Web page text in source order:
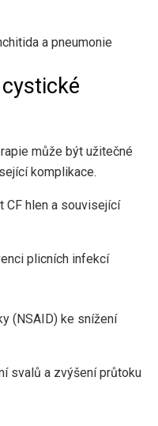
a pneumonie
může být užitečné
komplikace.
CF hlen a související
plicních infekcí
(NSAID) ke snížení
svalů a zvýšení průtoku